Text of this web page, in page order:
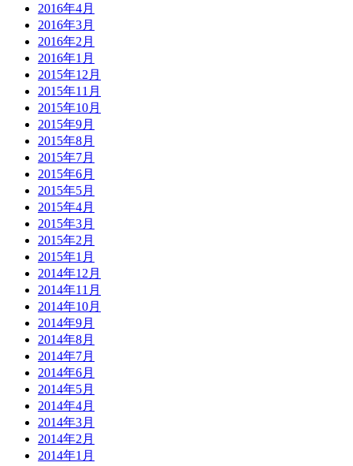
2016年4月
2016年3月
2016年2月
2016年1月
2015年12月
2015年11月
2015年10月
2015年9月
2015年8月
2015年7月
2015年6月
2015年5月
2015年4月
2015年3月
2015年2月
2015年1月
2014年12月
2014年11月
2014年10月
2014年9月
2014年8月
2014年7月
2014年6月
2014年5月
2014年4月
2014年3月
2014年2月
2014年1月